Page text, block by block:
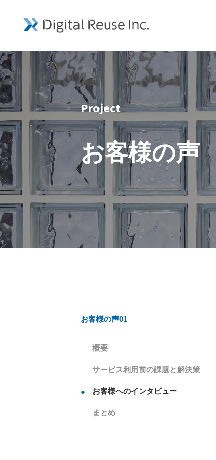
Project
お客様の声
お客様の声01
概要
サービス利用前の課題と解決策
お客様へのインタビュー
まとめ